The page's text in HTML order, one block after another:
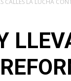
CALLES LA LUCHA